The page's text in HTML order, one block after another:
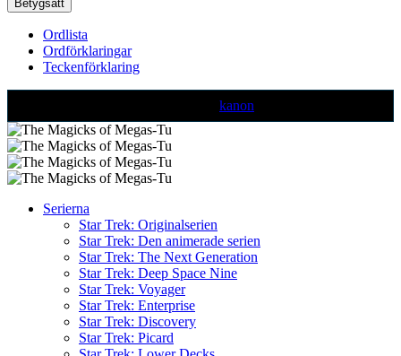
Ordlista
Ordförklaringar
Teckenförklaring
kanon
Serierna
Star Trek: Originalserien
Star Trek: Den animerade serien
Star Trek: The Next Generation
Star Trek: Deep Space Nine
Star Trek: Voyager
Star Trek: Enterprise
Star Trek: Discovery
Star Trek: Picard